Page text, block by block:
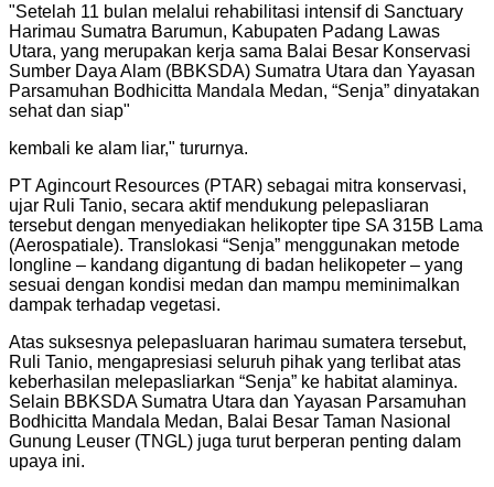
"Setelah 11 bulan melalui rehabilitasi intensif di Sanctuary
Harimau Sumatra Barumun, Kabupaten Padang Lawas
Utara, yang merupakan kerja sama Balai Besar Konservasi
Sumber Daya Alam (BBKSDA) Sumatra Utara dan Yayasan
Parsamuhan Bodhicitta Mandala Medan, “Senja” dinyatakan
sehat dan siap"
kembali ke alam liar," tururnya.
PT Agincourt Resources (PTAR) sebagai mitra konservasi,
ujar Ruli Tanio, secara aktif mendukung pelepasliaran
tersebut dengan menyediakan helikopter tipe SA 315B Lama
(Aerospatiale). Translokasi “Senja” menggunakan metode
longline – kandang digantung di badan helikopeter – yang
sesuai dengan kondisi medan dan mampu meminimalkan
dampak terhadap vegetasi.
Atas suksesnya pelepasluaran harimau sumatera tersebut,
Ruli Tanio, mengapresiasi seluruh pihak yang terlibat atas
keberhasilan melepasliarkan “Senja” ke habitat alaminya.
Selain BBKSDA Sumatra Utara dan Yayasan Parsamuhan
Bodhicitta Mandala Medan, Balai Besar Taman Nasional
Gunung Leuser (TNGL) juga turut berperan penting dalam
upaya ini.